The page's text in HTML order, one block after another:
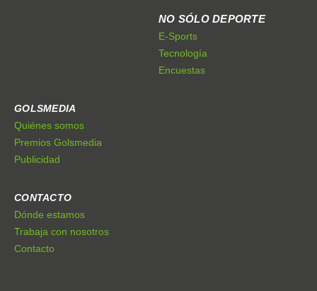
NO SÓLO DEPORTE
E-Sports
Tecnología
Encuestas
GOLSMEDIA
Quiénes somos
Premios Golsmedia
Publicidad
CONTACTO
Dónde estamos
Trabaja con nosotros
Contacto